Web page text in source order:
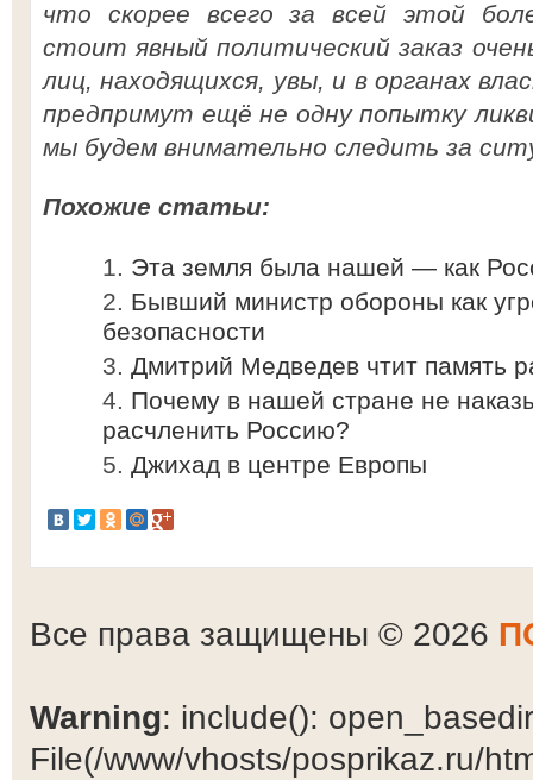
что скорее всего за всей этой
стоит явный политический заказ
лиц, находящихся, увы, и в органах
предпримут ещё не одну попытку
мы будем внимательно следить за
Похожие статьи:
Эта земля была нашей — как
Бывший министр обороны как
безопасности
Дмитрий Медведев чтит память
Почему в нашей стране не
расчленить Россию?
Джихад в центре Европы
Все права защищены © 2026
Warning: include():
File(/www/vhosts/posprikaz.ru/